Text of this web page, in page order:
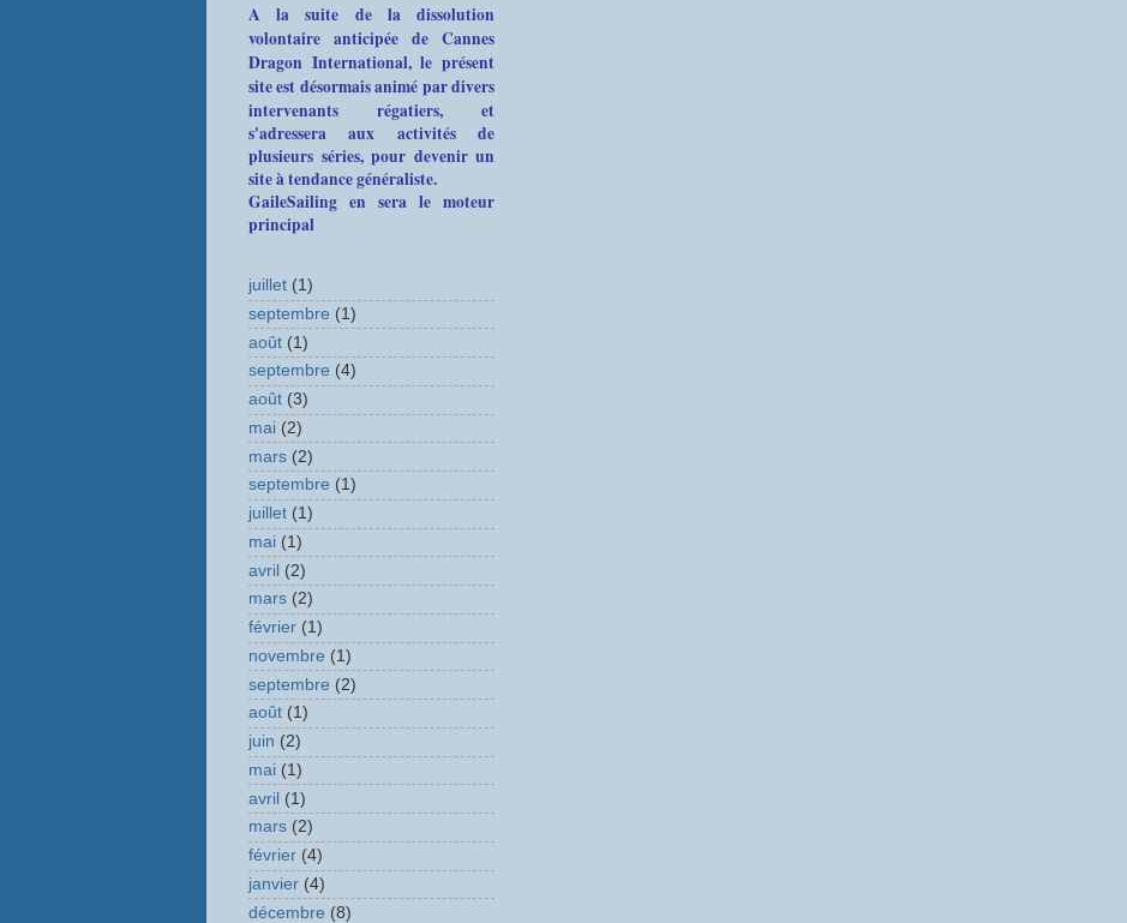
A la suite de la dissolution
volontaire anticipée de Cannes
Dragon International, le présent
site est désormais animé par divers
intervenants régatiers, et
s'adressera aux activités de
plusieurs séries, pour devenir un
site à tendance généraliste.
GaileSailing en sera le moteur
principal
juillet (1)
septembre (1)
août (1)
septembre (4)
août (3)
mai (2)
mars (2)
septembre (1)
juillet (1)
mai (1)
avril (2)
mars (2)
février (1)
novembre (1)
septembre (2)
août (1)
juin (2)
mai (1)
avril (1)
mars (2)
février (4)
janvier (4)
décembre (8)